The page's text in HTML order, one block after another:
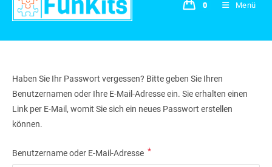
0 Menü
Haben Sie Ihr Passwort vergessen? Bitte geben Sie Ihren
Benutzernamen oder Ihre E-Mail-Adresse ein. Sie erhalten einen
Link per E-Mail, womit Sie sich ein neues Passwort erstellen
können.
Benutzername oder E-Mail-Adresse *Erforderlich